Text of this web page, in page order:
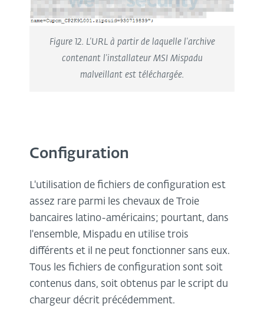
Figure 12. L'URL à partir de laquelle l'archive
contenant l'installateur MSI Mispadu
malveillant est téléchargée.
Configuration
L'utilisation de fichiers de configuration est
assez rare parmi les chevaux de Troie
bancaires latino-américains; pourtant, dans
l'ensemble, Mispadu en utilise trois
différents et il ne peut fonctionner sans eux.
Tous les fichiers de configuration sont soit
contenus dans, soit obtenus par le script du
chargeur décrit précédemment.